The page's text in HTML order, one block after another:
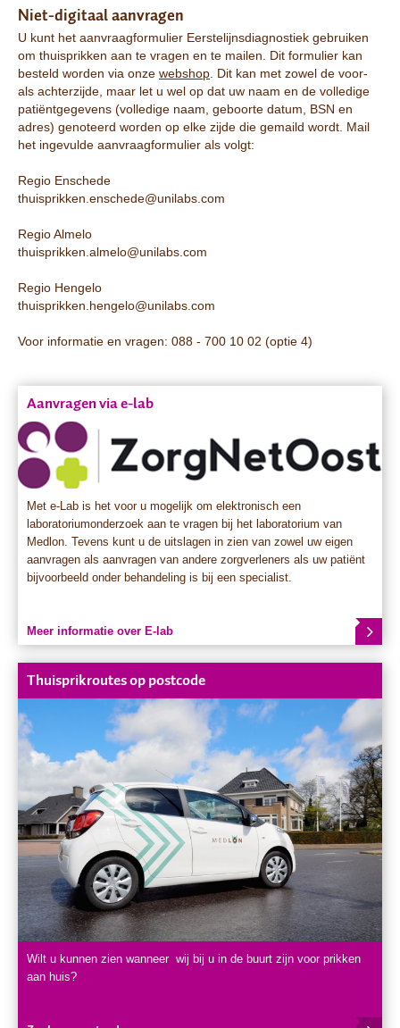
Niet-digitaal aanvragen
U kunt het aanvraagformulier Eerstelijnsdiagnostiek gebruiken
om thuisprikken aan te vragen en te mailen. Dit formulier kan
besteld worden via onze webshop . Dit kan met zowel de voor-
als achterzijde, maar let u wel op dat uw naam en de volledige
patiëntgegevens (volledige naam, geboorte datum, BSN en
adres) genoteerd worden op elke zijde die gemaild wordt. Mail
het ingevulde aanvraagformulier als volgt:
Regio Enschede
thuisprikken.enschede@unilabs.com
Regio Almelo
thuisprikken.almelo@unilabs.com
Regio Hengelo
thuisprikken.hengelo@unilabs.com
Voor informatie en vragen: 088 - 700 10 02 (optie 4)
Aanvragen via e-lab
Met e-Lab is het voor u mogelijk om elektronisch een
laboratoriumonderzoek aan te vragen bij het laboratorium van
Medlon. Tevens kunt u de uitslagen in zien van zowel uw eigen
aanvragen als aanvragen van andere zorgverleners als uw patiënt
bijvoorbeeld onder behandeling is bij een specialist.
Meer informatie over E-lab
Thuisprikroutes op postcode
Wilt u kunnen zien wanneer wij bij u in de buurt zijn voor prikken
aan huis?